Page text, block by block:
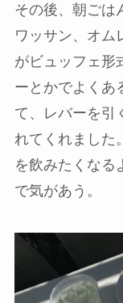
その後、朝ごは
ワッサン、オム
がビュッフェ形
ーとかでよくあ
て、レバーを引
れてくれました
を飲みたくなる
で気があう。